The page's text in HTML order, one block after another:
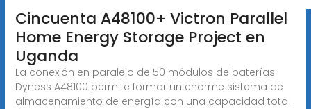
Cincuenta A48100+ Victron Parallel
Home Energy Storage Project en
Uganda
La conexión en paralelo de 50 módulos de baterías
Dyness A48100 permite formar un enorme sistema de
almacenamiento de energía con una capacidad total